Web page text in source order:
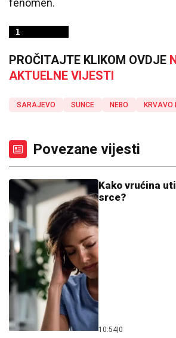
fenomen.
PROČITAJTE KLIKOM OVDJE
AKTUELNE VIJESTI
SARAJEVO SUNCE NEBO KRVAVO
Povezane vijesti
Kako vrućina
srce?
10:54 0